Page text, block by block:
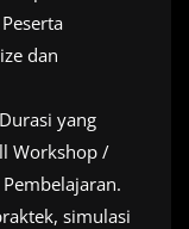
dan
yang
Workshop /
simulasi